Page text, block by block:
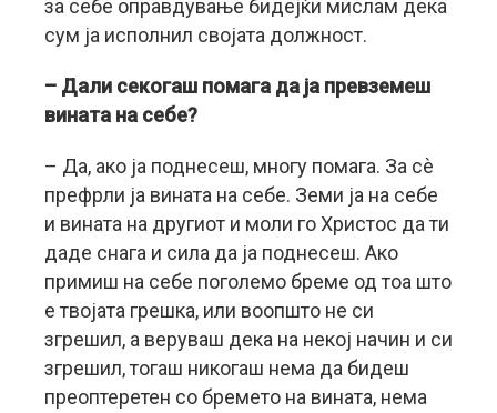
за себе оправдување бидејќи мислам дека
сум ја исполнил својата должност.
– Дали секогаш помага да ја превземеш
вината на себе?
– Да, ако ја поднесеш, многу помага. За сѐ
префрли ја вината на себе. Земи ја на себе
и вината на другиот и моли го Христос да ти
даде снага и сила да ја поднесеш. Ако
примиш на себе поголемо бреме од тоа што
е твојата грешка, или воопшто не си
згрешил, а веруваш дека на некој начин и си
згрешил, тогаш никогаш нема да бидеш
преоптеретен со бремето на вината, нема